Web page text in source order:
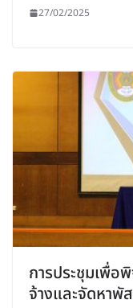
27/02/2025
การประชุมเพื่อ
จ้างและจัดหาพั